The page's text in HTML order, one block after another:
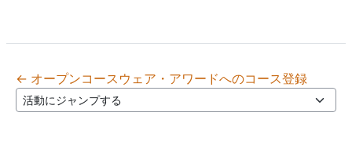
← オープンコースウェア・アワードへのコース登録
活動にジャンプする